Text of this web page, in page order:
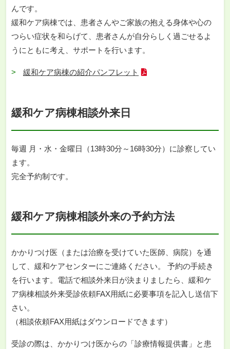
んです。
緩和ケア病棟では、患者さんやご家族の抱える身体や心の
つらい症状を和らげて、患者さんが自分らしく過ごせるよ
うにともに考え、サポートを行います。
緩和ケア病棟の紹介パンフレット
緩和ケア病棟相談外来日
毎週 月・水・金曜日（13時30分～16時30分）に診察してい
ます。
完全予約制です。
緩和ケア病棟相談外来の予約方法
かかりつけ医（または治療を受けていた医師、病院）を通
して、緩和ケアセンターにご連絡ください。 予約の手続き
を行います。電話で相談外来日が決まりましたら、緩和ケ
ア病棟相談外来受診依頼FAX用紙に必要事項を記入し送信下
さい。
（相談依頼FAX用紙はダウンロードできます）
受診の際は、かかりつけ医からの「診療情報提供書」と患